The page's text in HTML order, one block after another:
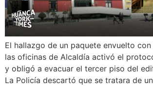
El hallazgo de un paquete envuelto
las oficinas de Alcaldía activó el
y obligó a evacuar el tercer piso del
La Policía descartó que se tratara de